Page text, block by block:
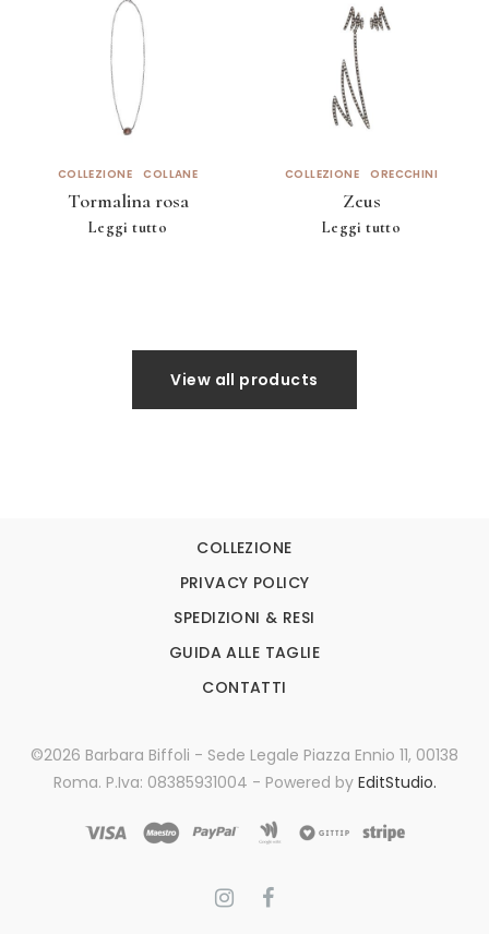
COLLEZIONE COLLANE
Tormalina rosa
Leggi tutto
COLLEZIONE ORECCHINI
Zeus
Leggi tutto
View all products
COLLEZIONE
PRIVACY POLICY
SPEDIZIONI & RESI
GUIDA ALLE TAGLIE
CONTATTI
©2026 Barbara Biffoli - Sede Legale Piazza Ennio 11, 00138
Roma. P.Iva: 08385931004 - Powered by EditStudio.